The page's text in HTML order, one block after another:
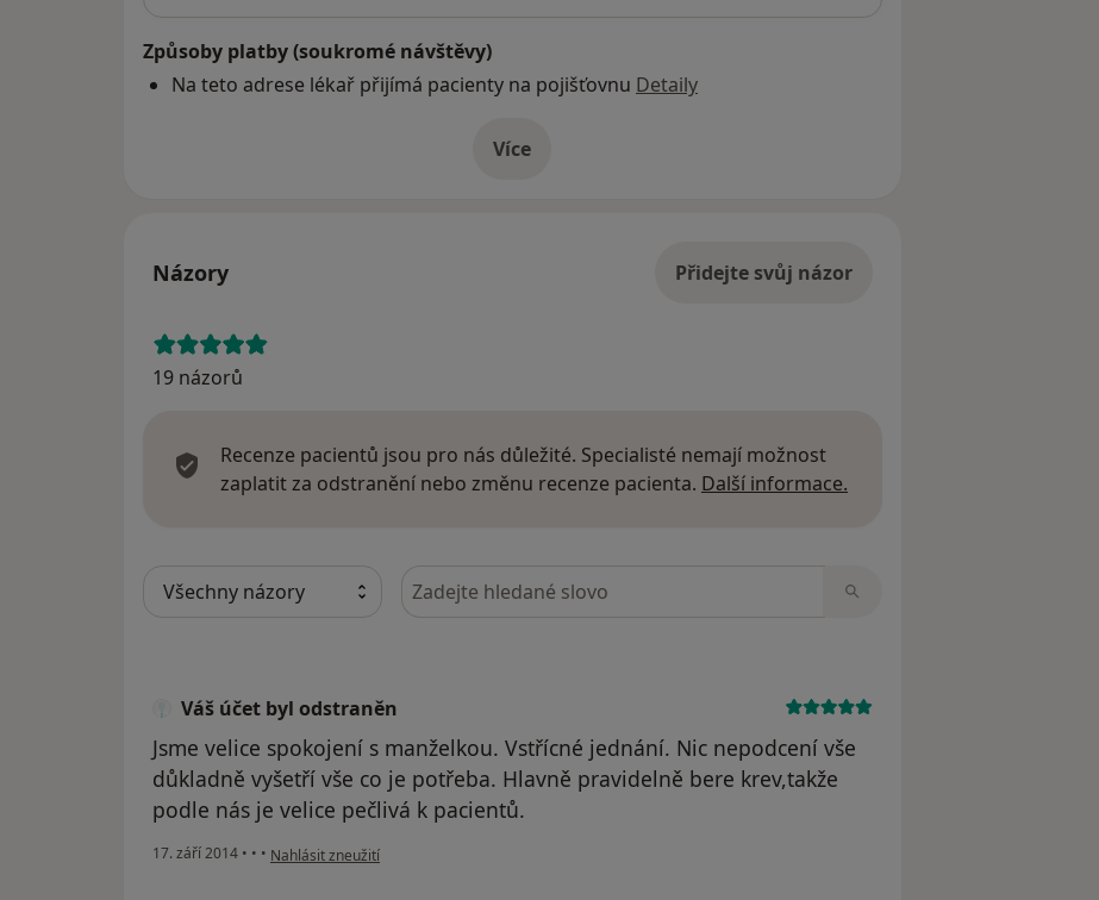
Způsoby platby (soukromé návštěvy)
Na teto adrese lékař přijímá pacienty na pojišťovnu Detaily
Víceo adrese
Názory Přidejte svůj názor
19 názorů
Recenze pacientů jsou pro nás důležité. Specialisté nemají možnost
zaplatit za odstranění nebo změnu recenze pacienta. Další informace.
Hledejte v názorech
Váš účet byl odstraněn
Jsme velice spokojení s manželkou. Vstřícné jednání. Nic nepodcení vše
důkladně vyšetří vše co je potřeba. Hlavně pravidelně bere krev,takže
podle nás je velice pečlivá k pacientů.
17. září 2014 • • • podle názoru uživatele Váš účet byl odstraněn
Nahlásit zneužití